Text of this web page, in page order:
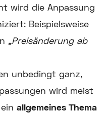
wird die Anpassung
Beispielsweise
„Preisänderung ab
unbedingt ganz,
wird meist
allgemeines Thema